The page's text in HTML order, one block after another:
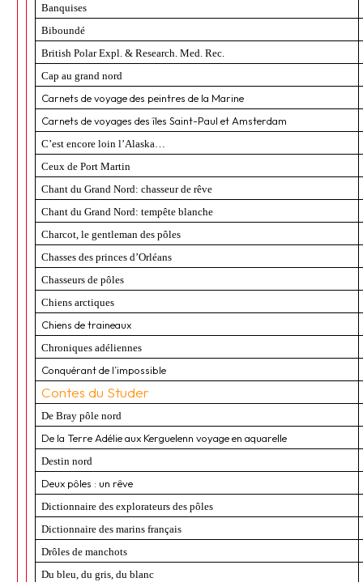
Banquises
Biboundé
British Polar Expl. & Research. Med. Rec.
Cap au grand nord
Carnets de voyage des peintres de la Marine
Carnets de voyages des îles Saint-Paul et Amsterdam
C’est encore loin l’Alaska…
Ceux de Port Martin
Chant du Grand Nord: chasseur de rêve
Chant du Grand Nord: tempête blanche
Charcot, le gentleman des pôles
Chasses des princes d’Orléans
Chasseurs de pôles
Chiens arctiques
Chiens de traineaux
Chroniques adéliennes
Conquérant de l’impossible
Contes du Studer
De Bray pôle nord
De la Terre Adélie aux Kerguelenn voyage en aquarelle
Destin nord
Deux pôles : un rêve
Dictionnaire des explorateurs des pôles
Dictionnaire des marins français
Drôles de manchots
Du bleu, du gris, du blanc